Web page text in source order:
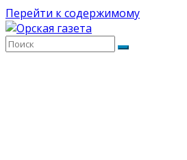
Перейти к содержимому